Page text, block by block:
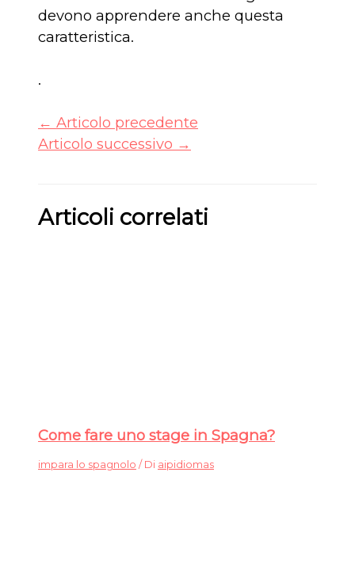
devono apprendere anche questa
caratteristica.
.
← Articolo precedente
Articolo successivo →
Articoli correlati
Come fare uno stage in Spagna?
impara lo spagnolo / Di aipidiomas